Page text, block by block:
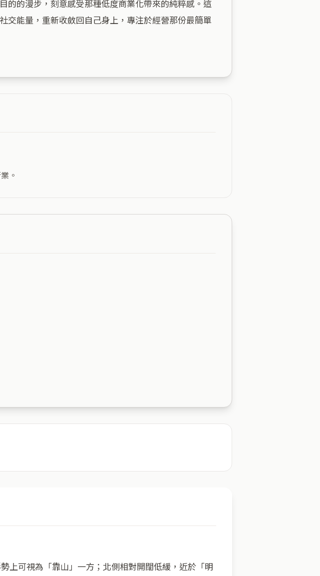
的的漫步，刻意感受那種低度商業化帶來的純粹感。這
交能量，重新收斂回自己身上，專注於經營那份最簡單
。
上可視為「靠山」一方；北側相對開闊低緩，近於「明